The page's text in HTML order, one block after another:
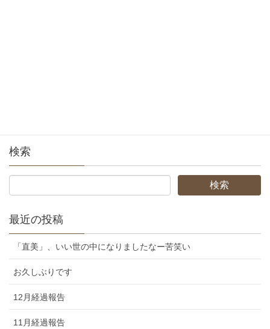
検索
最近の投稿
「直美」、いい世の中になりましたなー苦笑い
お久しぶりです
12月経過報告
11月経過報告